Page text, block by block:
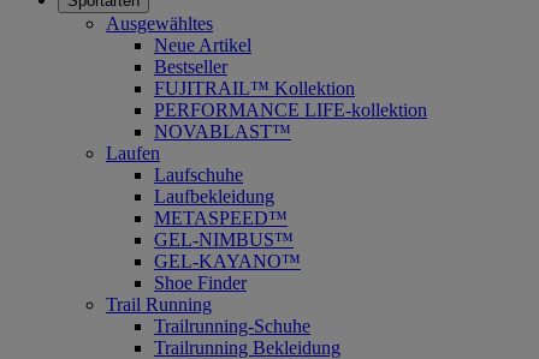
Ausgewähltes
Neue Artikel
Bestseller
FUJITRAIL™ Kollektion
PERFORMANCE LIFE-kollektion
NOVABLAST™
Laufen
Laufschuhe
Laufbekleidung
METASPEED™
GEL-NIMBUS™
GEL-KAYANO™
Shoe Finder
Trail Running
Trailrunning-Schuhe
Trailrunning Bekleidung